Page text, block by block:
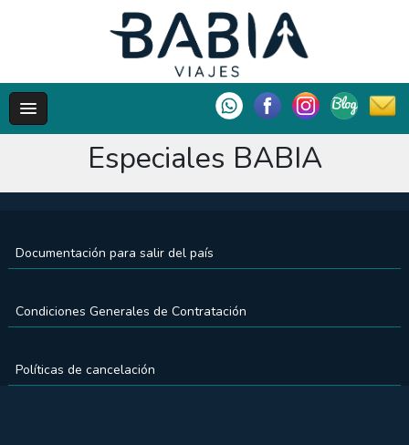
Especiales BABIA
Documentación para salir del país
Condiciones Generales de Contratación
Políticas de cancelación